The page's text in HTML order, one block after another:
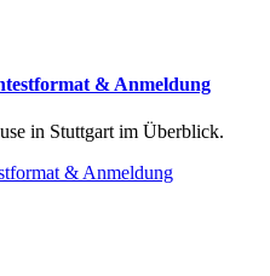
& Anmeldung
in Stuttgart im Überblick.
& Anmeldung